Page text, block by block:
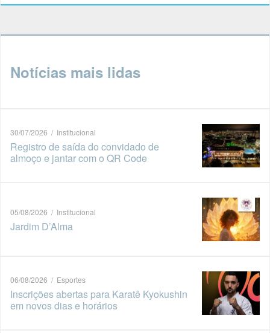
Notícias mais lidas
30/07/2026 / Institucional
Registro de saída do convidado de
almoço e jantar com o QR Code
05/08/2026 / Institucional
Jardim D’Alma
06/08/2026 / Esportes
Inscrições abertas para Karatê Kyokushin
em novos dias e horários